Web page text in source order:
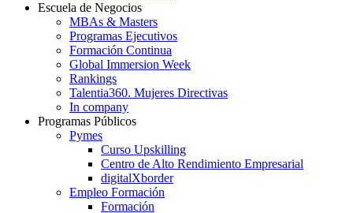
Escuela de Negocios
MBAs & Masters
Programas Ejecutivos
Formación Continua
Global Immersion Week
Rankings
Talentia360. Mujeres Directivas
In company
Programas Públicos
Pymes
Curso Upskilling
Centro de Alto Rendimiento Empresarial
digitalXborder
Empleo Formación
Formación